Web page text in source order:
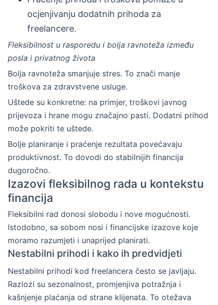
ocjenjivanju dodatnih prihoda za
freelancere.
Fleksibilnost u rasporedu i bolja ravnoteža između
posla i privatnog života
Bolja ravnoteža smanjuje stres. To znači manje
troškova za zdravstvene usluge.
Uštede su konkretne: na primjer, troškovi javnog
prijevoza i hrane mogu značajno pasti. Dodatni prihod
može pokriti te uštede.
Bolje planiranje i praćenje rezultata povećavaju
produktivnost. To dovodi do stabilnijih financija
dugoročno.
Izazovi fleksibilnog rada u kontekstu
financija
Fleksibilni rad donosi slobodu i nove mogućnosti.
Istodobno, sa sobom nosi i financijske izazove koje
moramo razumjeti i unaprijed planirati.
Nestabilni prihodi i kako ih predvidjeti
Nestabilni prihodi kod freelancera često se javljaju.
Razlozi su sezonalnost, promjenjiva potražnja i
kašnjenje plaćanja od strane klijenata. To otežava